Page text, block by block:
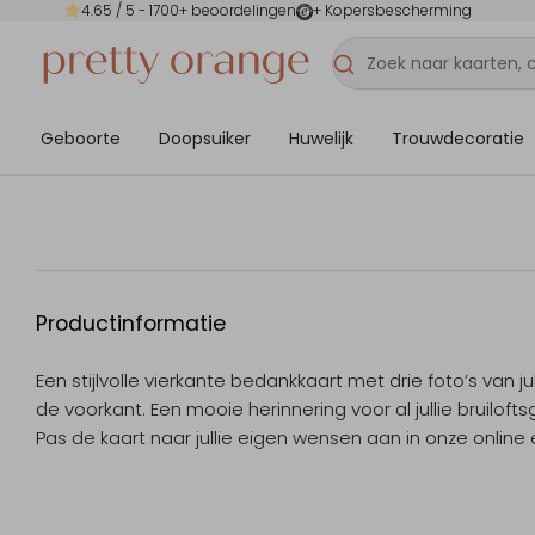
4.65 / 5 - 1700+ beoordelingen + Kopersbescherming
Geboorte Doopsuiker Huwelijk Trouwdecoratie
Productinformatie
Een stijlvolle vierkante bedankkaart met drie foto’s van
de voorkant. Een mooie herinnering voor al jullie
Pas de kaart naar jullie eigen wensen aan in onze online